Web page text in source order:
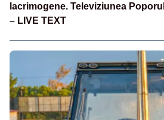
lacrimogene. Televiziunea
– LIVE TEXT